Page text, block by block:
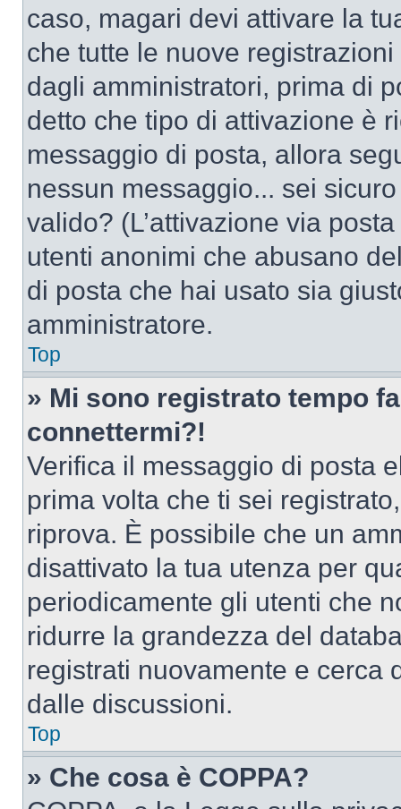
caso, magari devi attivare la
che tutte le nuove
dagli amministratori, prima di
detto che tipo di attivazione è
messaggio di posta, allora
nessun messaggio... sei
valido? (L’attivazione via
utenti anonimi che abusano
di posta che hai usato sia
amministratore.
Top
» Mi sono registrato tempo
connettermi?!
Verifica il messaggio di posta
prima volta che ti sei
riprova. È possibile che un
disattivato la tua utenza per
periodicamente gli utenti che
ridurre la grandezza del
registrati nuovamente e cerca
dalle discussioni.
Top
» Che cosa è COPPA?